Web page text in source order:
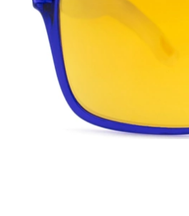
127 mm
39 mm
Glashöhe